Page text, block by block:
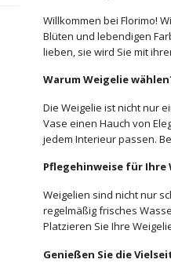
Willkommen bei Florimo!
Blüten und lebendigen
lieben, sie wird Sie mit
Warum Weigelie
Die Weigelie ist nicht nur
Vase einen Hauch von
jedem Interieur passen.
Pflegehinweise für Ihre
Weigelien sind nicht nur
regelmäßig frisches
Platzieren Sie Ihre
Genießen Sie die